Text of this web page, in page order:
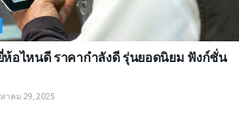
ห้อไหนดี ราคากำลังดี รุ่นยอดนิยม ฟังก์ชั่น
าคม 29, 2025